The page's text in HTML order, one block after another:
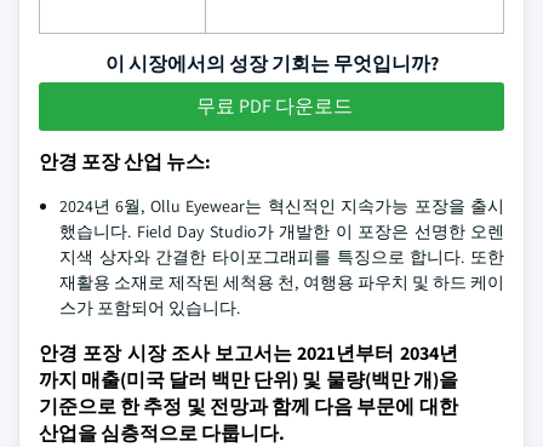
이 시장에서의 성장 기회는 무엇입니까?
무료 PDF 다운로드
안경 포장 산업 뉴스:
2024년 6월, Ollu Eyewear는 혁신적인 지속가능 포장을 출시
했습니다. Field Day Studio가 개발한 이 포장은 선명한 오렌
지색 상자와 간결한 타이포그래피를 특징으로 합니다. 또한
재활용 소재로 제작된 세척용 천, 여행용 파우치 및 하드 케이
스가 포함되어 있습니다.
안경 포장 시장 조사 보고서는 2021년부터 2034년
까지 매출(미국 달러 백만 단위) 및 물량(백만 개)을
기준으로 한 추정 및 전망과 함께 다음 부문에 대한
산업을 심층적으로 다룹니다.